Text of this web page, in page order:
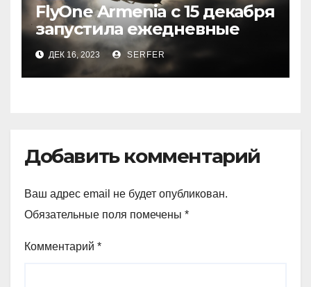
FlyOne Armenia с 15 декабря
запустила ежедневные
рейсы в Шереметьево
ДЕК 16, 2023 SERFER
Добавить комментарий
Ваш адрес email не будет опубликован.
Обязательные поля помечены *
Комментарий *